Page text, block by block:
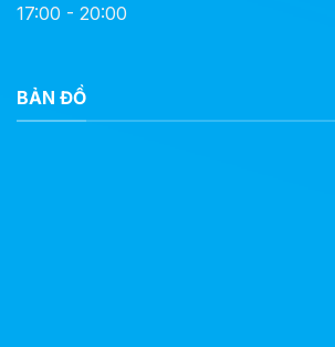
17:00 - 20:00
BẢN ĐỒ